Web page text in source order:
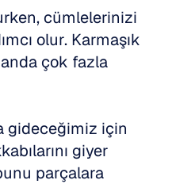
cümlelerinizi
olur. Karmaşık
çok fazla
gideceğimiz için
giyer
parçalara